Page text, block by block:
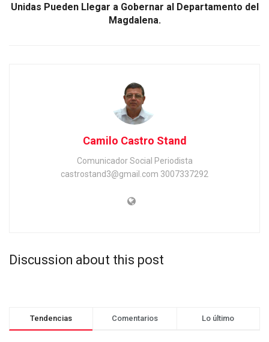
Unidas Pueden Llegar a Gobernar al Departamento del
Magdalena.
Camilo Castro Stand
Comunicador Social Periodista
castrostand3@gmail.com 3007337292
Discussion about this post
Tendencias Comentarios Lo último